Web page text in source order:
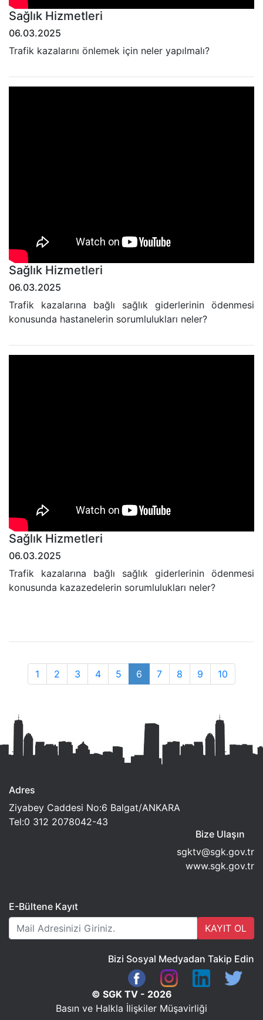
Sağlık Hizmetleri
06.03.2025
Trafik kazalarını önlemek için neler yapılmalı?
Sağlık Hizmetleri
06.03.2025
Trafik kazalarına bağlı sağlık giderlerinin ödenmesi
konusunda hastanelerin sorumlulukları neler?
Sağlık Hizmetleri
06.03.2025
Trafik kazalarına bağlı sağlık giderlerinin ödenmesi
konusunda kazazedelerin sorumlulukları neler?
1 2 3 4 5 6 7 8 9 10
Adres
Ziyabey Caddesi No:6 Balgat/ANKARA
Tel:0 312 2078042-43
Bize Ulaşın
sgktv@sgk.gov.tr
www.sgk.gov.tr
E-Bültene Kayıt
KAYIT OL
Bizi Sosyal Medyadan Takip Edin
© SGK TV - 2026
Basın ve Halkla İlişkiler Müşavirliği